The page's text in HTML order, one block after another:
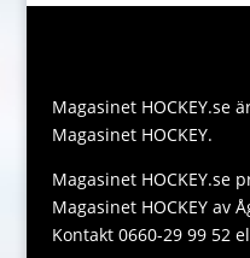
n
k
A
p
p
a
g
e
Magasinet HOCKEY.se
Magasinet HOCKEY.
Magasinet HOCKEY.se
Magasinet HOCKEY av
Kontakt 0660-29 99 52